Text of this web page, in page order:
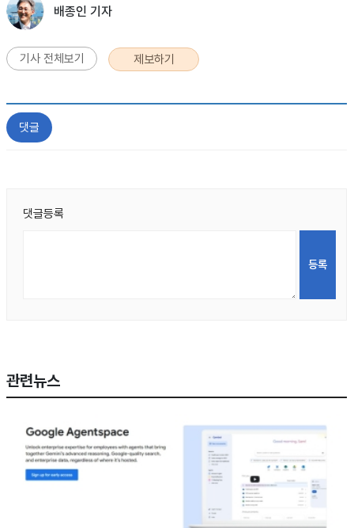
배종인 기자
기사 전체보기 제보하기
댓글
댓글등록
관련뉴스